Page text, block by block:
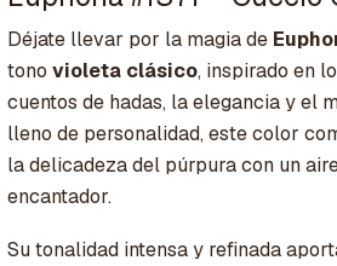
Déjate llevar por la magia de
tono violeta clásico, inspirado en
cuentos de hadas, la elegancia y el
lleno de personalidad, este color
la delicadeza del púrpura con un
encantador.
Su tonalidad intensa y refinada